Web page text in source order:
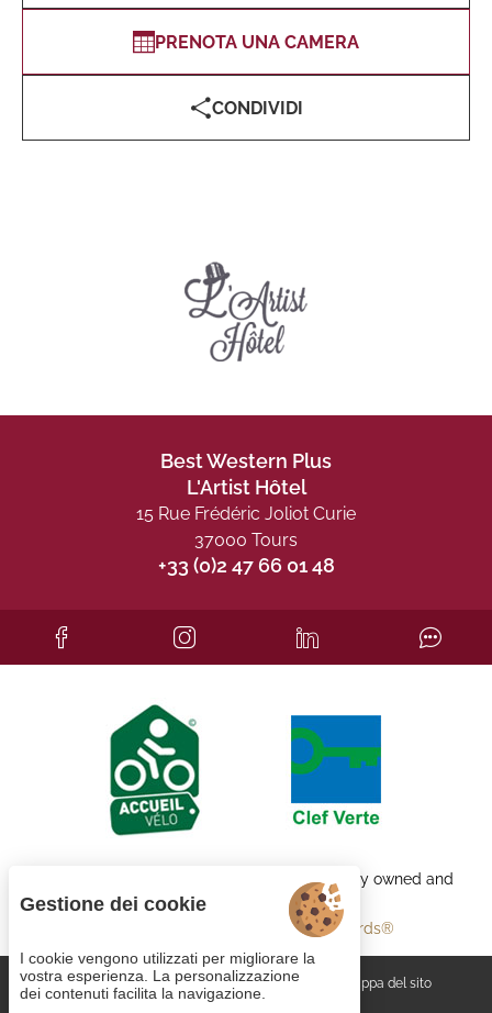
PRENOTA UNA CAMERA
CONDIVIDI
Best Western Plus
L'Artist Hôtel
15 Rue Frédéric Joliot Curie
37000 Tours
+33 (0)2 47 66 01 48
Each BWH℠ Hotels property is independently owned and
Best Western Rewards®
Gestione dei cookie CGV Note legali
Mappa del sito
Juliana Web créateur
Gestione dei cookie
I cookie vengono utilizzati per migliorare la
vostra esperienza. La personalizzazione
dei contenuti facilita la navigazione.